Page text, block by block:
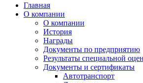
Главная
О компании
О компании
История
Награды
Документы по предприятию
Результаты специальной
Документы и сертификаты
Автотранспорт